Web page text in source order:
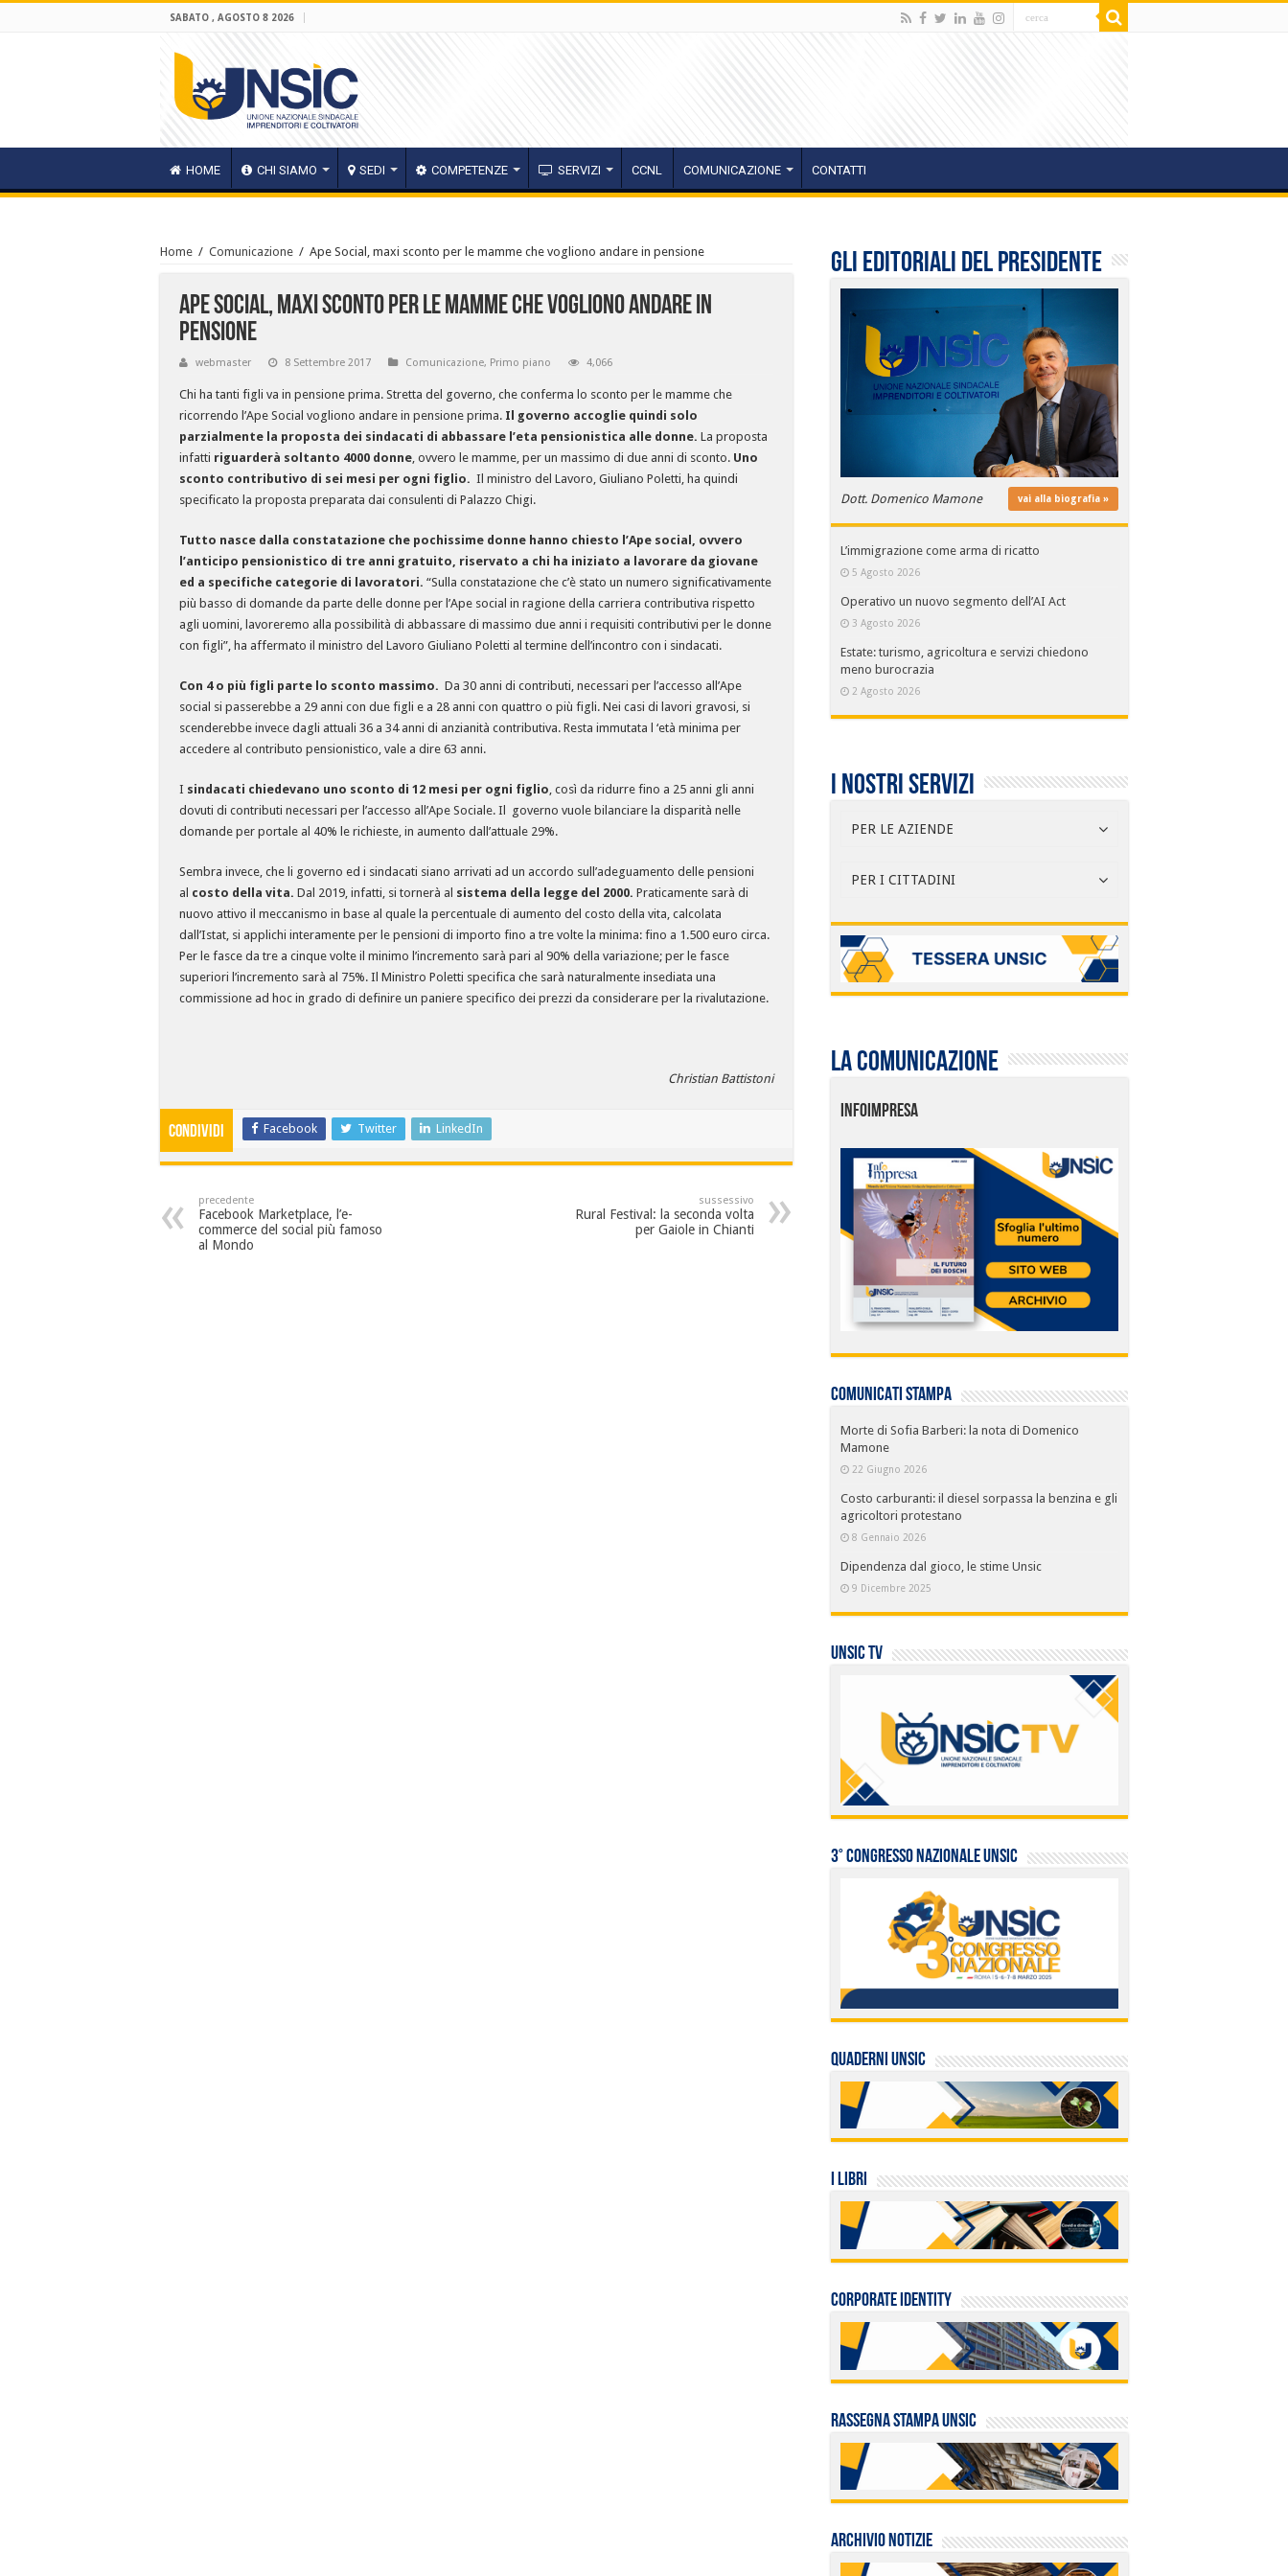
SABATO , AGOSTO 8 2026
HOME CHI SIAMO SEDI COMPETENZE SERVIZI CCNL COMUNICAZIONE CONTATTI
Home / Comunicazione / Ape Social, maxi sconto per le mamme che vogliono andare in pensione
Ape Social, maxi sconto per le mamme che vogliono andare in
pensione
webmaster 8 Settembre 2017 Comunicazione, Primo piano 4,066
Chi ha tanti figli va in pensione prima. Stretta del governo, che conferma lo sconto per le mamme che
ricorrendo l’Ape Social vogliono andare in pensione prima. Il governo accoglie quindi solo
parzialmente la proposta dei sindacati di abbassare l’eta pensionistica alle donne. La proposta
infatti riguarderà soltanto 4000 donne, ovvero le mamme, per un massimo di due anni di sconto. Uno
sconto contributivo di sei mesi per ogni figlio. Il ministro del Lavoro, Giuliano Poletti, ha quindi
specificato la proposta preparata dai consulenti di Palazzo Chigi.
Tutto nasce dalla constatazione che pochissime donne hanno chiesto l’Ape social, ovvero
l’anticipo pensionistico di tre anni gratuito, riservato a chi ha iniziato a lavorare da giovane
ed a specifiche categorie di lavoratori. “Sulla constatazione che c’è stato un numero significativamente
più basso di domande da parte delle donne per l’Ape social in ragione della carriera contributiva rispetto
agli uomini, lavoreremo alla possibilità di abbassare di massimo due anni i requisiti contributivi per le donne
con figli”, ha affermato il ministro del Lavoro Giuliano Poletti al termine dell’incontro con i sindacati.
Con 4 o più figli parte lo sconto massimo. Da 30 anni di contributi, necessari per l’accesso all’Ape
social si passerebbe a 29 anni con due figli e a 28 anni con quattro o più figli. Nei casi di lavori gravosi, si
scenderebbe invece dagli attuali 36 a 34 anni di anzianità contributiva. Resta immutata l ‘età minima per
accedere al contributo pensionistico, vale a dire 63 anni.
I sindacati chiedevano uno sconto di 12 mesi per ogni figlio, così da ridurre fino a 25 anni gli anni
dovuti di contributi necessari per l’accesso all’Ape Sociale. Il governo vuole bilanciare la disparità nelle
domande per portale al 40% le richieste, in aumento dall’attuale 29%.
Sembra invece, che li governo ed i sindacati siano arrivati ad un accordo sull’adeguamento delle pensioni
al costo della vita. Dal 2019, infatti, si tornerà al sistema della legge del 2000. Praticamente sarà di
nuovo attivo il meccanismo in base al quale la percentuale di aumento del costo della vita, calcolata
dall’Istat, si applichi interamente per le pensioni di importo fino a tre volte la minima: fino a 1.500 euro circa.
Per le fasce da tre a cinque volte il minimo l’incremento sarà pari al 90% della variazione; per le fasce
superiori l’incremento sarà al 75%. Il Ministro Poletti specifica che sarà naturalmente insediata una
commissione ad hoc in grado di definire un paniere specifico dei prezzi da considerare per la rivalutazione.
Christian Battistoni
condividi Facebook Twitter LinkedIn
precedente
Facebook Marketplace, l’e-
commerce del social più famoso
al Mondo
sussessivo
Rural Festival: la seconda volta
per Gaiole in Chianti
Gli editoriali del presidente
Dott. Domenico Mamone vai alla biografia »
L’immigrazione come arma di ricatto
5 Agosto 2026
Operativo un nuovo segmento dell’AI Act
3 Agosto 2026
Estate: turismo, agricoltura e servizi chiedono
meno burocrazia
2 Agosto 2026
I nostri servizi
PER LE AZIENDE
PER I CITTADINI
La comunicazione
INFOIMPRESA
COMUNICATI STAMPA
Morte di Sofia Barberi: la nota di Domenico
Mamone
22 Giugno 2026
Costo carburanti: il diesel sorpassa la benzina e gli
agricoltori protestano
8 Gennaio 2026
Dipendenza dal gioco, le stime Unsic
9 Dicembre 2025
UNSIC TV
3° Congresso Nazionale UNSIC
QUADERNI UNSIC
I LIBRI
Corporate identity
Rassegna stampa UNSIC
Archivio Notizie